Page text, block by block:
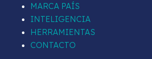
MARCA PAÍS
INTELIGENCIA
HERRAMIENTAS
CONTACTO